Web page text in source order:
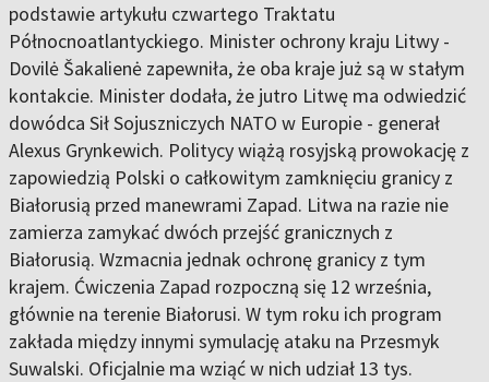
podstawie artykułu czwartego Traktatu
Północnoatlantyckiego. Minister ochrony kraju Litwy -
Dovilė Šakalienė zapewniła, że oba kraje już są w stałym
kontakcie. Minister dodała, że jutro Litwę ma odwiedzić
dowódca Sił Sojuszniczych NATO w Europie - generał
Alexus Grynkewich. Politycy wiążą rosyjską prowokację z
zapowiedzią Polski o całkowitym zamknięciu granicy z
Białorusią przed manewrami Zapad. Litwa na razie nie
zamierza zamykać dwóch przejść granicznych z
Białorusią. Wzmacnia jednak ochronę granicy z tym
krajem. Ćwiczenia Zapad rozpoczną się 12 września,
głównie na terenie Białorusi. W tym roku ich program
zakłada między innymi symulację ataku na Przesmyk
Suwalski. Oficjalnie ma wziąć w nich udział 13 tys.